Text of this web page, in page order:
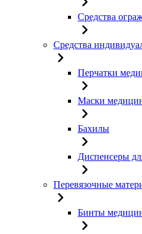
Средства
Средства
Перчатки
Маски
Бахилы
Диспенсеры
Перевязочные
Бинты